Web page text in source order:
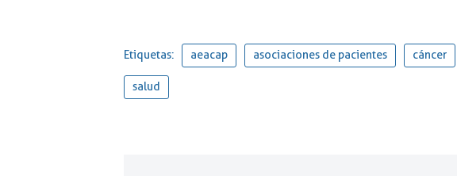
Etiquetas: aeacap asociaciones de pacientes cáncer
salud